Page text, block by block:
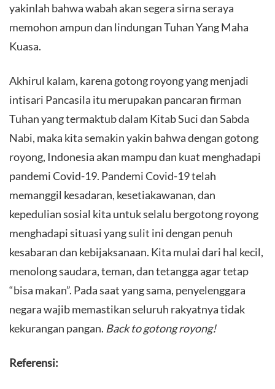
yakinlah bahwa wabah akan segera sirna seraya
memohon ampun dan lindungan Tuhan Yang Maha
Kuasa.
​Akhirul kalam, karena gotong royong yang menjadi
intisari Pancasila itu merupakan pancaran firman
Tuhan yang termaktub dalam Kitab Suci dan Sabda
Nabi, maka kita semakin yakin bahwa dengan gotong
royong, Indonesia akan mampu dan kuat menghadapi
pandemi Covid-19. Pandemi Covid-19 telah
memanggil kesadaran, kesetiakawanan, dan
kepedulian sosial kita untuk selalu bergotong royong
menghadapi situasi yang sulit ini dengan penuh
kesabaran dan kebijaksanaan. Kita mulai dari hal kecil,
menolong saudara, teman, dan tetangga agar tetap
“bisa makan”. Pada saat yang sama, penyelenggara
negara wajib memastikan seluruh rakyatnya tidak
kekurangan pangan. Back to gotong royong!
Referensi: